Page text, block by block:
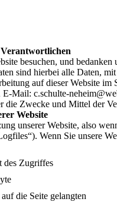
besuchen, und
sind hierbei alle Daten,
auf dieser Website
Mail: c.schulte-
die Zwecke und Mittel der
Website
unserer Website, also
Wenn Sie unsere
des Zugriffes
die Seite gelangten